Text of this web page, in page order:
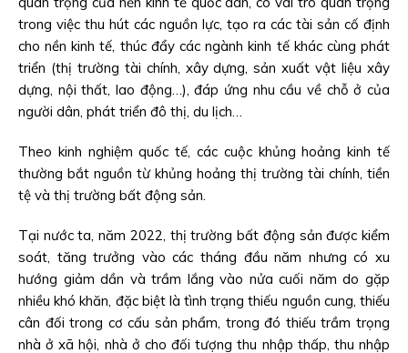
trong việc thu hút các nguồn lực, tạo ra các tài sản cố định
cho nền kinh tế, thúc đẩy các ngành kinh tế khác cùng phát
triển (thị trường tài chính, xây dựng, sản xuất vật liệu xây
dựng, nội thất, lao động…), đáp ứng nhu cầu về chỗ ở của
người dân, phát triển đô thị, du lịch…
Theo kinh nghiệm quốc tế, các cuộc khủng hoảng kinh tế
thường bắt nguồn từ khủng hoảng thị trường tài chính, tiền
tệ và thị trường bất động sản.
Tại nước ta, năm 2022, thị trường bất động sản được kiểm
soát, tăng trưởng vào các tháng đầu năm nhưng có xu
hướng giảm dần và trầm lắng vào nửa cuối năm do gặp
nhiều khó khăn, đặc biệt là tình trạng thiếu nguồn cung, thiếu
cân đối trong cơ cấu sản phẩm, trong đó thiếu trầm trọng
nhà ở xã hội, nhà ở cho đối tượng thu nhập thấp, thu nhập